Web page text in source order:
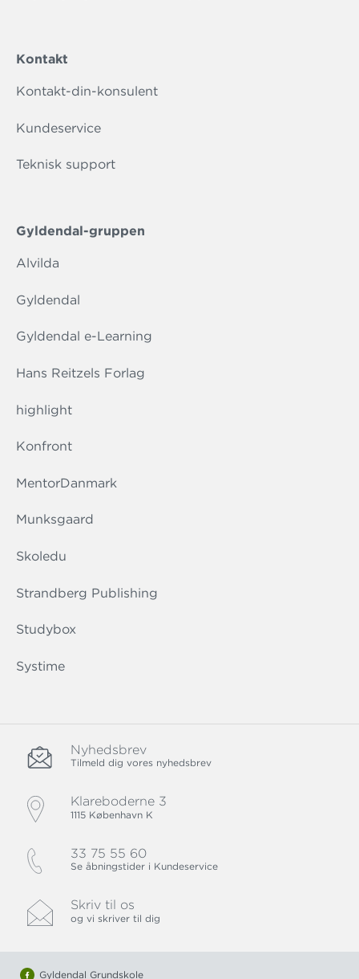
Kontakt
Kontakt-din-konsulent
Kundeservice
Teknisk support
Gyldendal-gruppen
Alvilda
Gyldendal
Gyldendal e-Learning
Hans Reitzels Forlag
highlight
Konfront
MentorDanmark
Munksgaard
Skoledu
Strandberg Publishing
Studybox
Systime
Nyhedsbrev
Tilmeld dig vores nyhedsbrev
Klareboderne 3
1115 København K
33 75 55 60
Se åbningstider i Kundeservice
Skriv til os
og vi skriver til dig
Gyldendal Grundskole